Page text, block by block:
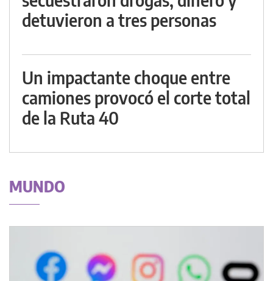
detuvieron a tres personas
Un impactante choque entre
camiones provocó el corte total
de la Ruta 40
MUNDO